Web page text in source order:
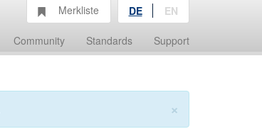
Community Standards Support
Merkliste DE EN
×